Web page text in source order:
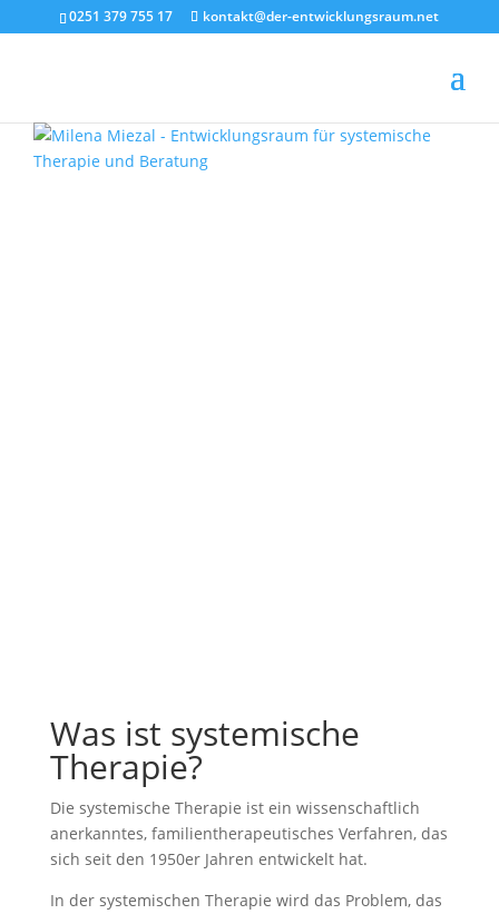
0251 379 755 17 kontakt@der-entwicklungsraum.net
Was ist systemische
Therapie?
Die systemische Therapie ist ein wissenschaftlich
anerkanntes, familientherapeutisches Verfahren, das
sich seit den 1950er Jahren entwickelt hat.
In der systemischen Therapie wird das Problem, das